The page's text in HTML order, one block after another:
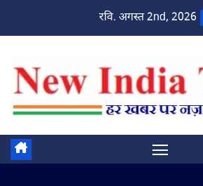
रवि. अगस्त 2nd, 2026